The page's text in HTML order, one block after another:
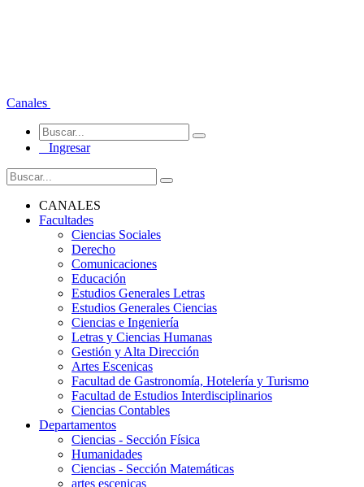
Canales
Ingresar
CANALES
Facultades
Ciencias Sociales
Derecho
Comunicaciones
Educación
Estudios Generales Letras
Estudios Generales Ciencias
Ciencias e Ingeniería
Letras y Ciencias Humanas
Gestión y Alta Dirección
Artes Escenicas
Facultad de Gastronomía, Hotelería y Turismo
Facultad de Estudios Interdisciplinarios
Ciencias Contables
Departamentos
Ciencias - Sección Física
Humanidades
Ciencias - Sección Matemáticas
artes escenicas